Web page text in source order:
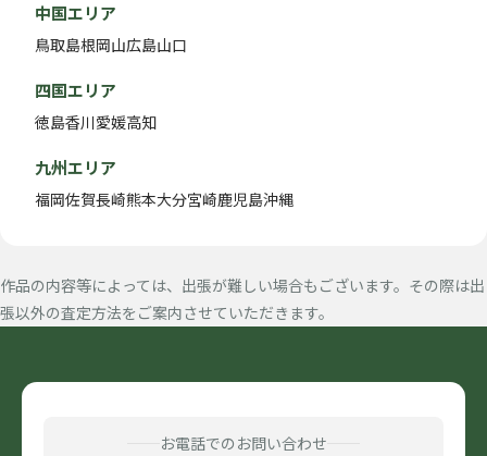
中国エリア
鳥取島根岡山広島山口
四国エリア
徳島香川愛媛高知
九州エリア
福岡佐賀長崎熊本大分宮崎鹿児島沖縄
作品の内容等によっては、出張が難しい場合もございます。その際は出
張以外の査定方法をご案内させていただきます。
お電話でのお問い合わせ